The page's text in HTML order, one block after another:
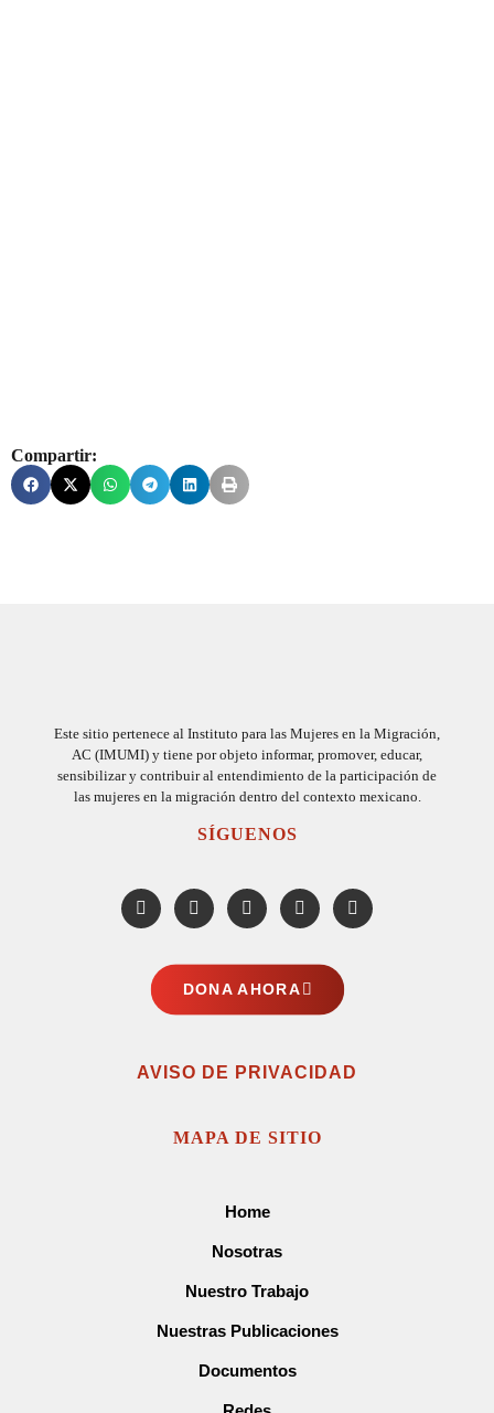
Compartir:
Este sitio pertenece al Instituto para las Mujeres en la Migración,
AC (IMUMI) y tiene por objeto informar, promover, educar,
sensibilizar y contribuir al entendimiento de la participación de
las mujeres en la migración dentro del contexto mexicano.
SÍGUENOS
DONA AHORA
AVISO DE PRIVACIDAD
MAPA DE SITIO
Home
Nosotras
Nuestro Trabajo
Nuestras Publicaciones
Documentos